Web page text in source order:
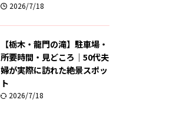
2026/7/18
【栃木・龍門の滝】駐車場・
所要時間・見どころ｜50代夫
婦が実際に訪れた絶景スポッ
ト
2026/7/18